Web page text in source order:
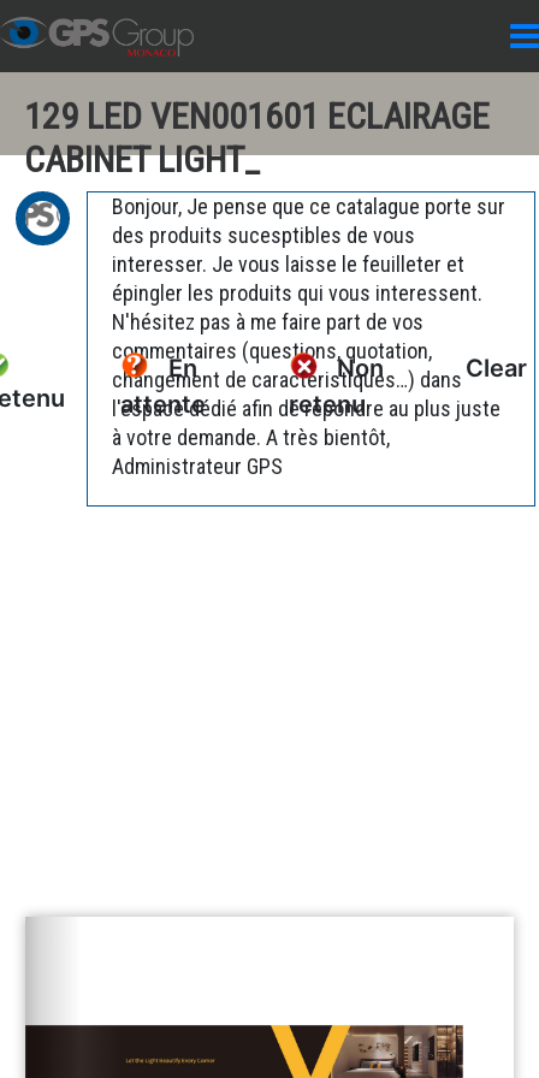
129 LED VEN001601 ECLAIRAGE
CABINET LIGHT_
En
attente
Non
retenu
Clear
Bonjour, Je pense que ce catalague porte sur
des produits sucesptibles de vous
interesser. Je vous laisse le feuilleter et
épingler les produits qui vous interessent.
N'hésitez pas à me faire part de vos
commentaires (questions, quotation,
changement de caractéristiques…) dans
l'espace dédié afin de répondre au plus juste
à votre demande. A très bientôt,
Administrateur GPS